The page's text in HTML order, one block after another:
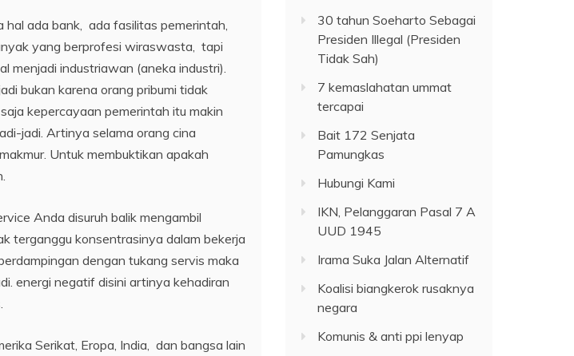
ada bank, ada fasilitas pemerintah,
yang berprofesi wiraswasta, tapi
menjadi industriawan (aneka industri).
bukan karena orang pribumi tidak
kepercayaan pemerintah itu makin
jadi. Artinya selama orang cina
Untuk membuktikan apakah
Anda disuruh balik mengambil
terganggu konsentrasinya dalam bekerja
dengan tukang servis maka
energi negatif disini artinya kehadiran
Serikat, Eropa, India, dan bangsa lain
30 tahun Soeharto Sebagai
Presiden Illegal (Presiden
Tidak Sah)
7 kemaslahatan ummat
tercapai
Bait 172 Senjata
Pamungkas
Hubungi Kami
IKN, Pelanggaran Pasal 7 A
UUD 1945
Irama Suka Jalan Alternatif
Koalisi biangkerok rusaknya
negara
Komunis & anti ppi lenyap